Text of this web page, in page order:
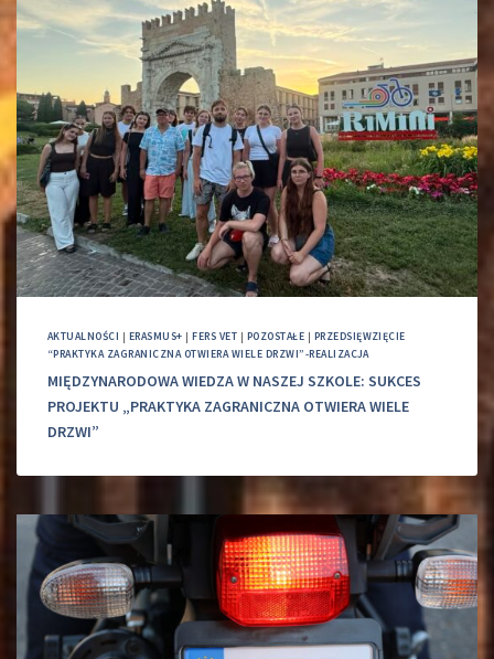
AKTUALNOŚCI | ERASMUS+ |FERS VET | POZOSTAŁE | PRZEDSIĘWZIĘCIE
“PRAKTYKA ZAGRANICZNA OTWIERA WIELE DRZWI”-REALIZACJA
MIĘDZYNARODOWA WIEDZA W NASZEJ SZKOLE: SUKCES
PROJEKTU „PRAKTYKA ZAGRANICZNA OTWIERA WIELE
DRZWI”